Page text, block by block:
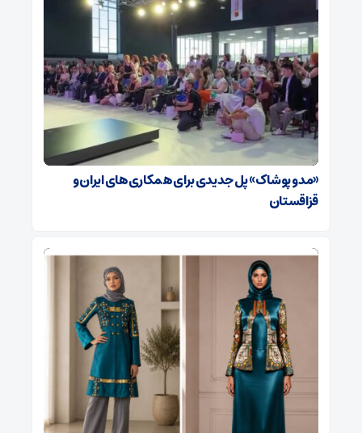
«مد و پوشاک» پل جدیدی برای همکاری‌های ایران و
قزاقستان